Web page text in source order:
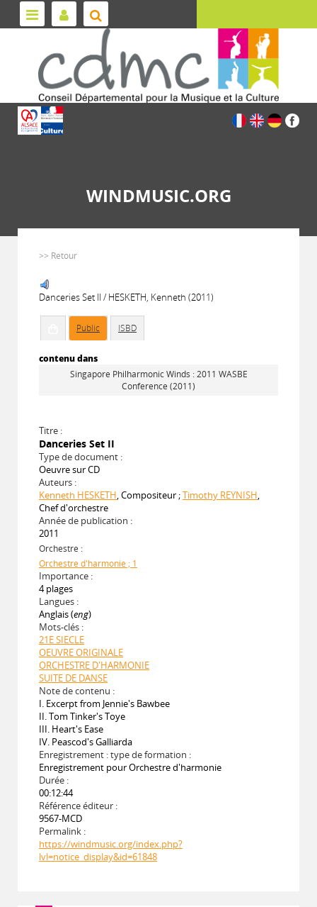
WINDMUSIC.ORG
>> Retour
Danceries Set II / HESKETH, Kenneth (2011)
Public ISBD
contenu dans
Singapore Philharmonic Winds : 2011 WASBE
Conference (2011)
Titre :
Danceries Set II
Type de document :
Oeuvre sur CD
Auteurs :
Kenneth HESKETH, Compositeur ;Timothy REYNISH,
Chef d'orchestre
Année de publication :
2011
Orchestre :
Orchestre d'harmonie ; 1
Importance :
4 plages
Langues :
Anglais (eng)
Mots-clés :
21E SIECLE
OEUVRE ORIGINALE
ORCHESTRE D'HARMONIE
SUITE DE DANSE
Note de contenu :
I. Excerpt from Jennie's Bawbee
II. Tom Tinker's Toye
III. Heart's Ease
IV. Peascod's Galliarda
Enregistrement : type de formation :
Enregistrement pour Orchestre d'harmonie
Durée :
00:12:44
Référence éditeur :
9567-MCD
Permalink :
https://windmusic.org/index.php?
lvl=notice_display&id=61848